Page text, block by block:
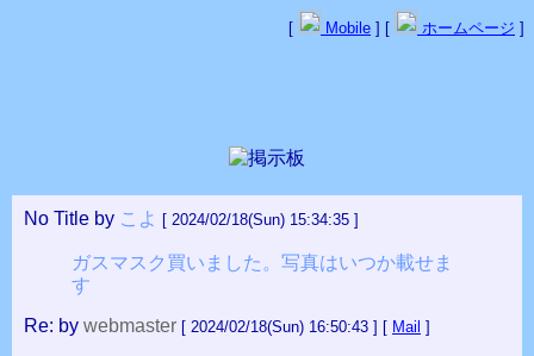
[ Mobile ] [ ホームページ ]
No Title by こよ [ 2024/02/18(Sun) 15:34:35 ]
ガスマスク買いました。写真はいつか載せま
す
Re: by webmaster [ 2024/02/18(Sun) 16:50:43 ] [ Mail ]